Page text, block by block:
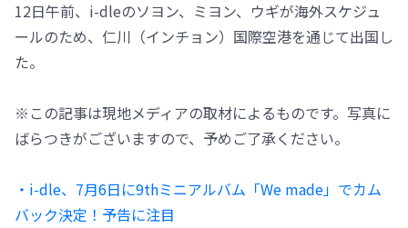
12日午前、i-dleのソヨン、ミヨン、ウギが海外スケジュ
ールのため、仁川（インチョン）国際空港を通じて出国し
た。
※この記事は現地メディアの取材によるものです。写真に
ばらつきがございますので、予めご了承ください。
・i-dle、7月6日に9thミニアルバム「We made」でカム
バック決定！予告に注目